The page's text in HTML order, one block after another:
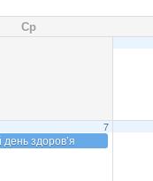
Ср
7
день здоров’я